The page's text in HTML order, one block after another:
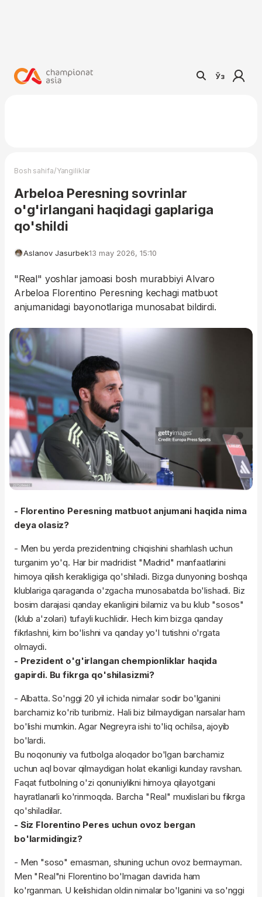
Ўз
Bosh sahifa/Yangiliklar
Arbeloa Peresning sovrinlar
o'g'irlangani haqidagi gaplariga
qo'shildi
Aslanov Jasurbek13 may 2026, 15:10
"Real" yoshlar jamoasi bosh murabbiyi Alvaro
Arbeloa Florentino Peresning kechagi matbuot
anjumanidagi bayonotlariga munosabat bildirdi.
- Florentino Peresning matbuot anjumani haqida nima
deya olasiz?
- Men bu yerda prezidentning chiqishini sharhlash uchun
turganim yo'q. Har bir madridist "Madrid" manfaatlarini
himoya qilish kerakligiga qo'shiladi. Bizga dunyoning boshqa
klublariga qaraganda o'zgacha munosabatda bo'lishadi. Biz
bosim darajasi qanday ekanligini bilamiz va bu klub "sosos"
(klub a'zolari) tufayli kuchlidir. Hech kim bizga qanday
fikrlashni, kim bo'lishni va qanday yo'l tutishni o'rgata
olmaydi.
- Prezident o'g'irlangan chempionliklar haqida
gapirdi. Bu fikrga qo'shilasizmi?
- Albatta. So'nggi 20 yil ichida nimalar sodir bo'lganini
barchamiz ko'rib turibmiz. Hali biz bilmaydigan narsalar ham
bo'lishi mumkin. Agar Negreyra ishi to'liq ochilsa, ajoyib
bo'lardi.
Bu noqonuniy va futbolga aloqador bo'lgan barchamiz
uchun aql bovar qilmaydigan holat ekanligi kunday ravshan.
Faqat futbolning o'zi qonuniylikni himoya qilayotgani
hayratlanarli ko'rinmoqda. Barcha "Real" muxlislari bu fikrga
qo'shiladilar.
- Siz Florentino Peres uchun ovoz bergan
bo'larmidingiz?
- Men "soso" emasman, shuning uchun ovoz bermayman.
Men "Real"ni Florentino bo'lmagan davrida ham
ko'rganman. U kelishidan oldin nimalar bo'lganini va so'nggi